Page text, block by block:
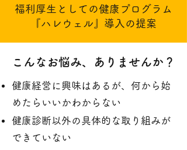
​福利厚生としての健康プログラム
『ハレウェル』導入の提案
こんなお悩み、ありませんか？
健康経営に興味はあるが、何から始
めたらいいかわからない
健康診断以外の具体的な取り組みが
できていない